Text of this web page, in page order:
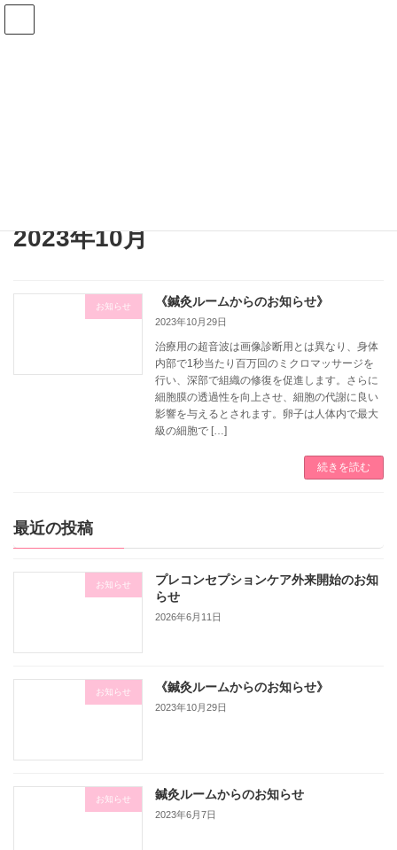
コ
テ
ナ
ゲ
2023年10月
お知らせ 《鍼灸ルームからのお知らせ》
2023年10月29日
治療用の超音波は画像診断用とは異なり、身体
内部で1秒当たり百万回のミクロマッサージを
行い、深部で組織の修復を促進します。さらに
細胞膜の透過性を向上させ、細胞の代謝に良い
影響を与えるとされます。卵子は人体内で最大
級の細胞で […]
続きを読む
最近の投稿
お知らせ
プレコンセプションケア外来開始のお知
らせ
2026年6月11日
お知らせ 《鍼灸ルームからのお知らせ》
2023年10月29日
お知らせ 鍼灸ルームからのお知らせ
2023年6月7日